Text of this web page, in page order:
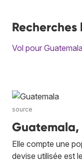
Recherches
Vol pour Guatemala
source
Elle compte une
devise utilisée est